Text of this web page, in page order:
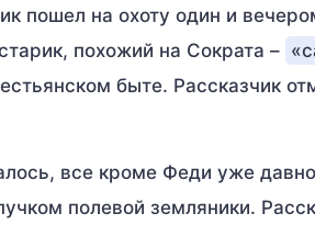
пошел на охоту один и
похожий на Сократа –
быте. Рассказчик
все кроме Феди уже
полевой земляники.